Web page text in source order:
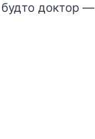
доктор —